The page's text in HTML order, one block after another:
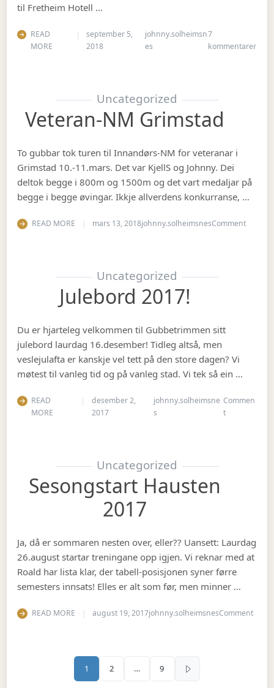
til Fretheim Hotell …
READ
MORE
september 5,
2018
johnny.solheimsn
es
7
kommentarertil
Uncategorized
Veteran-NM Grimstad
To gubbar tok turen til Innandørs-NM for veteranar i
Grimstad 10.-11.mars. Det var KjellS og Johnny. Dei
deltok begge i 800m og 1500m og det vart medaljar på
begge i begge øvingar. Ikkje allverdens konkurranse, …
READ MORE mars 13, 2018johnny.solheimsnesCommenton
Uncategorized
Julebord 2017!
Du er hjarteleg velkommen til Gubbetrimmen sitt
julebord laurdag 16.desember! Tidleg altså, men
veslejulafta er kanskje vel tett på den store dagen? Vi
møtest til vanleg tid og på vanleg stad. Vi tek så ein …
READ
MORE
desember 2,
2017
johnny.solheimsne
s
Commen
ton Julebord
Uncategorized
Sesongstart Hausten
2017
Ja, då er sommaren nesten over, eller?? Uansett: Laurdag
26.august startar treningane opp igjen. Vi reknar med at
Roald har lista klar, der tabell-posisjonen syner førre
semesters innsats! Elles er alt som før, men minner …
READ MORE august 19, 2017johnny.solheimsnesCommenton
Sidepaginering
1 2 … 9